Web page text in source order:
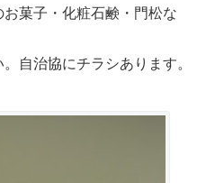
菓子・化粧石鹸・門松な
自治協にチラシあります。